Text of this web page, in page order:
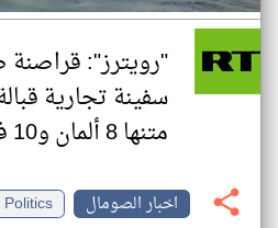
"رويترز":
سفينة تجارية
متنها 8 ألمان و10 فلبينيين
اخبار الصومال
Politics